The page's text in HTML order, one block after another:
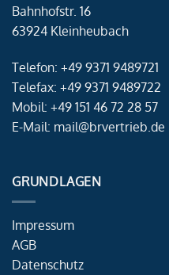
Bahnhofstr. 16
63924 Kleinheubach
Telefon: +49 9371 9489721
Telefax: +49 9371 9489722
Mobil: +49 151 46 72 28 57
E-Mail: mail@brvertrieb.de
GRUNDLAGEN
Impressum
AGB
Datenschutz